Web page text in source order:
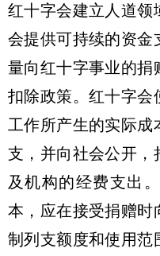
红十字会建立人道领
会提供可持续的资金
量向红十字事业的捐
扣除政策。红十字会
工作所产生的实际成
支，并向社会公开，
及机构的经费支出
本，应在接受捐赠时
制列支额度和使用范